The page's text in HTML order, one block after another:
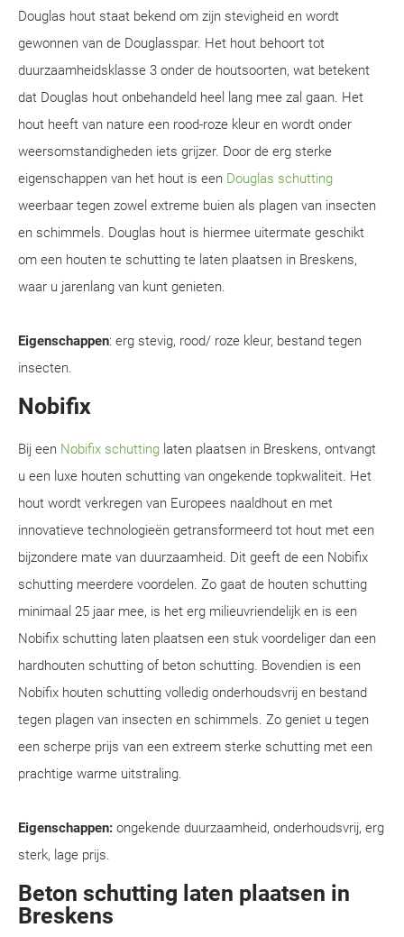
Douglas hout staat bekend om zijn stevigheid en wordt
gewonnen van de Douglasspar. Het hout behoort tot
duurzaamheidsklasse 3 onder de houtsoorten, wat betekent
dat Douglas hout onbehandeld heel lang mee zal gaan. Het
hout heeft van nature een rood-roze kleur en wordt onder
weersomstandigheden iets grijzer. Door de erg sterke
eigenschappen van het hout is een Douglas schutting
weerbaar tegen zowel extreme buien als plagen van insecten
en schimmels. Douglas hout is hiermee uitermate geschikt
om een houten te schutting te laten plaatsen in Breskens,
waar u jarenlang van kunt genieten.
Eigenschappen: erg stevig, rood/ roze kleur, bestand tegen
insecten.
Nobifix
Bij een Nobifix schutting laten plaatsen in Breskens, ontvangt
u een luxe houten schutting van ongekende topkwaliteit. Het
hout wordt verkregen van Europees naaldhout en met
innovatieve technologieën getransformeerd tot hout met een
bijzondere mate van duurzaamheid. Dit geeft de een Nobifix
schutting meerdere voordelen. Zo gaat de houten schutting
minimaal 25 jaar mee, is het erg milieuvriendelijk en is een
Nobifix schutting laten plaatsen een stuk voordeliger dan een
hardhouten schutting of beton schutting. Bovendien is een
Nobifix houten schutting volledig onderhoudsvrij en bestand
tegen plagen van insecten en schimmels. Zo geniet u tegen
een scherpe prijs van een extreem sterke schutting met een
prachtige warme uitstraling.
Eigenschappen: ongekende duurzaamheid, onderhoudsvrij, erg
sterk, lage prijs.
Beton schutting laten plaatsen in
Breskens